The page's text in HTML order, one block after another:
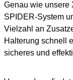
Genau wie unsere
SPIDER-System
Vielzahl an
Halterung schnell
sicheres und